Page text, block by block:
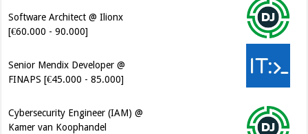
Software Architect @ Ilionx
[€60.000 - 90.000]
Senior Mendix Developer @
FINAPS [€45.000 - 85.000]
Cybersecurity Engineer (IAM) @
Kamer van Koophandel